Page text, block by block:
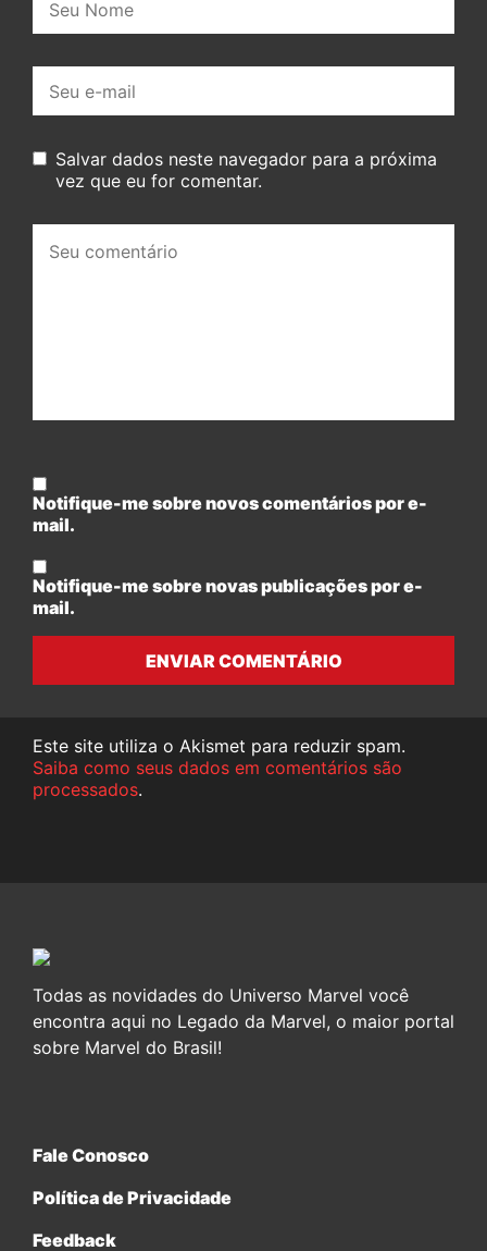
mail:
Salvar dados neste navegador para a próxima
vez que eu for comentar.
comentário:
Notifique-me sobre novos comentários por e-
mail.
Notifique-me sobre novas publicações por e-
mail.
ENVIAR COMENTÁRIO
Este site utiliza o Akismet para reduzir spam.
Saiba como seus dados em comentários são
processados.
Todas as novidades do Universo Marvel você
encontra aqui no Legado da Marvel, o maior portal
sobre Marvel do Brasil!
Fale Conosco
Política de Privacidade
Feedback